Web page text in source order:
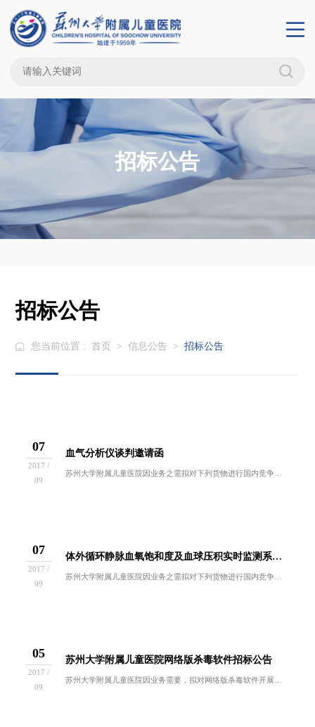
招标公告
招标公告
您当前位置 : 首页 > 信息公告 > 招标公告
07
2017 /
09
血气分析仪谈判邀请函
苏州大学附属儿童医院因业务之需拟对下列货物进行国内竞争性谈判采购。欢迎符合谈判资格要求的供应商前来报名参与。一、招标编号：ZB2017-YL...
07
2017 /
09
体外循环静脉血氧饱和度及血球压积实时监测系统谈判邀请函
苏州大学附属儿童医院因业务之需拟对下列货物进行国内竞争性谈判采购。欢迎符合谈判资格要求的供应商前来报名参与。一、招标编号：ZB2017-YL...
05
2017 /
09
苏州大学附属儿童医院网络版杀毒软件招标公告
苏州大学附属儿童医院因业务需要，拟对网络版杀毒软件开展招标工作，欢迎符合要求的供应商来参与我院的招标活动。一、项目概况为维护系统安全，苏州大...